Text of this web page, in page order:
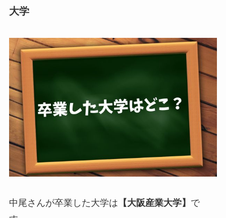
大学
中尾さんが卒業した大学は 【大阪産業大学】 で